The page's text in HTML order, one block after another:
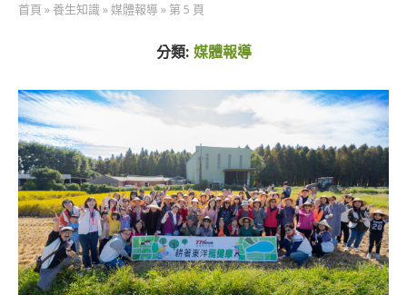
首頁 »養生知識 »媒體報導 » 第 5 頁
分類: 媒體報導